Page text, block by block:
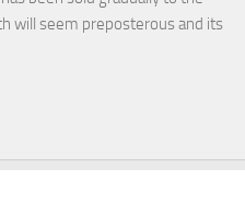
will seem preposterous and its